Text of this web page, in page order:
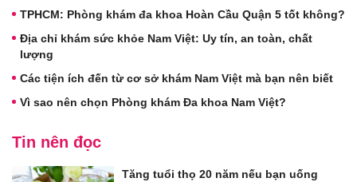
TPHCM: Phòng khám đa khoa Hoàn Cầu Quận 5 tốt không?
Địa chỉ khám sức khỏe Nam Việt: Uy tín, an toàn, chất
lượng
Các tiện ích đến từ cơ sở khám Nam Việt mà bạn nên biết
Vì sao nên chọn Phòng khám Đa khoa Nam Việt?
Tin nên đọc
Tăng tuổi thọ 20 năm nếu bạn uống